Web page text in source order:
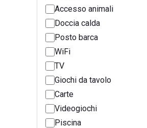
Accesso animali
Doccia calda
Posto barca
WiFi
TV
Giochi da tavolo
Carte
Videogiochi
Piscina